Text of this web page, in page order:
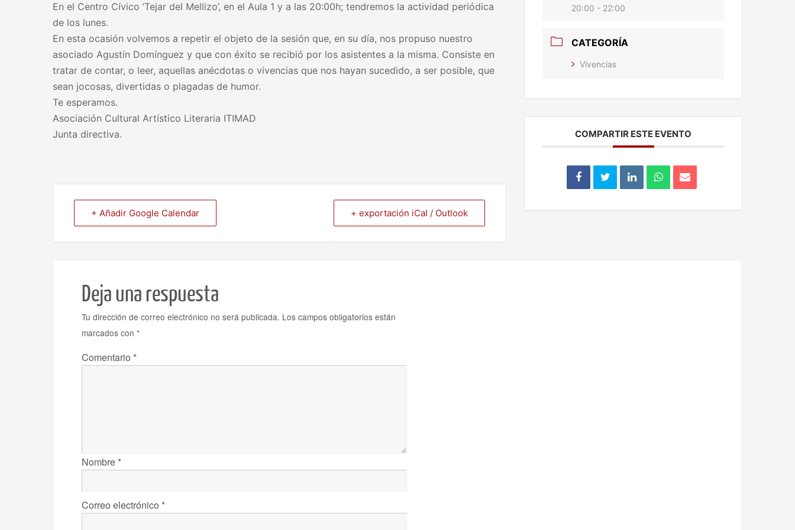
En el Centro Cívico ‘Tejar del Mellizo’, en el Aula 1 y a las 20:00h; tendremos la actividad periódica
de los lunes.
En esta ocasión volvemos a repetir el objeto de la sesión que, en su día, nos propuso nuestro
asociado Agustín Domínguez y que con éxito se recibió por los asistentes a la misma. Consiste en
tratar de contar, o leer, aquellas anécdotas o vivencias que nos hayan sucedido, a ser posible, que
sean jocosas, divertidas o plagadas de humor.
Te esperamos.
Asociación Cultural Artístico Literaria ITIMAD
Junta directiva.
+ Añadir Google Calendar + exportación iCal / Outlook
20:00 - 22:00
CATEGORÍA
Vivencias
COMPARTIR ESTE EVENTO
Deja una respuesta
Tu dirección de correo electrónico no será publicada. Los campos obligatorios están
marcados con *
Comentario *
Nombre *
Correo electrónico *